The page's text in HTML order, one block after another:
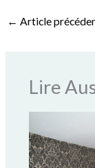
← Article
Lire